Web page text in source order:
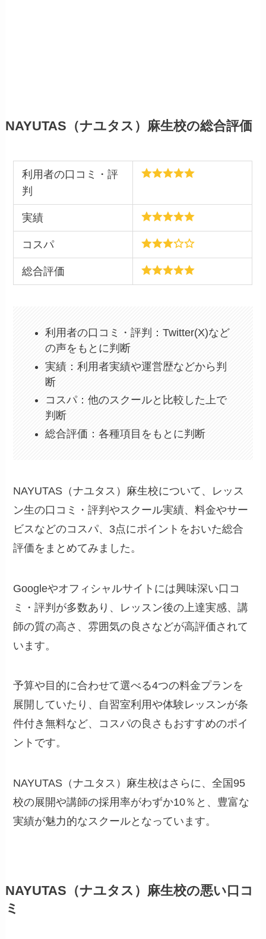
NAYUTAS（ナユタス）麻生校の総合評価
利用者の口コミ・評
判
実績
コスパ
総合評価
利用者の口コミ・評判：Twitter(X)など
の声をもとに判断
実績：利用者実績や運営歴などから判
断
コスパ：他のスクールと比較した上で
判断
総合評価：各種項目をもとに判断
NAYUTAS（ナユタス）麻生校について、レッス
ン生の口コミ・評判やスクール実績、料金やサー
ビスなどのコスパ、3点にポイントをおいた総合
評価をまとめてみました。
Googleやオフィシャルサイトには興味深い口コ
ミ・評判が多数あり、レッスン後の上達実感、講
師の質の高さ、雰囲気の良さなどが高評価されて
います。
予算や目的に合わせて選べる4つの料金プランを
展開していたり、自習室利用や体験レッスンが条
件付き無料など、コスパの良さもおすすめのポイ
ントです。
NAYUTAS（ナユタス）麻生校はさらに、全国95
校の展開や講師の採用率がわずか10％と、豊富な
実績が魅力的なスクールとなっています。
NAYUTAS（ナユタス）麻生校の悪い口コ
ミ